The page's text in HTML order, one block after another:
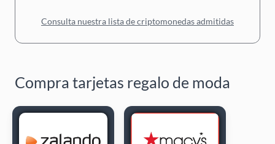
Consulta nuestra lista de criptomonedas admitidas
Compra tarjetas regalo de moda